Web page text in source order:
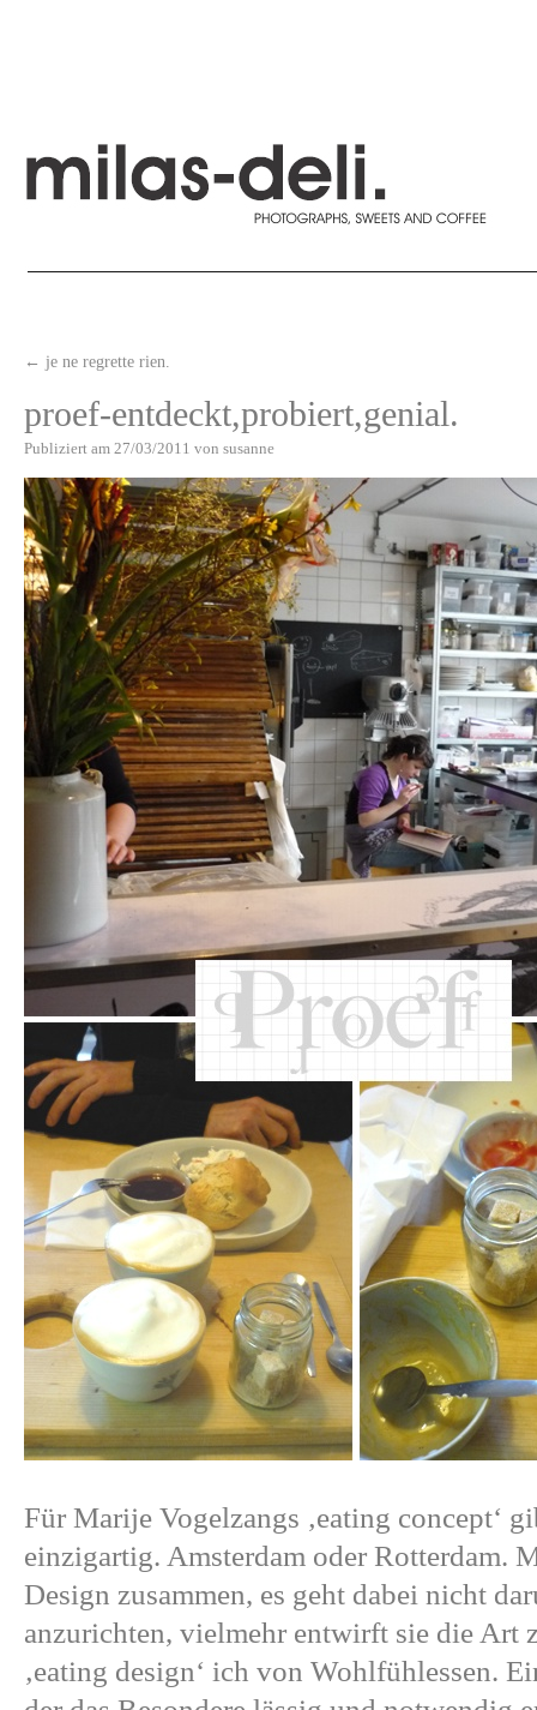
← je ne regrette rien.
proef-entdeckt,probiert,genial.
Publiziert am 27/03/2011 von susanne
Für Marije Vogelzangs ‚eating concept‘
einzigartig. Amsterdam oder Rotterdam.
Design zusammen, es geht dabei nicht
anzurichten, vielmehr entwirft sie die Art
‚eating design‘ ich von Wohlfühlessen.